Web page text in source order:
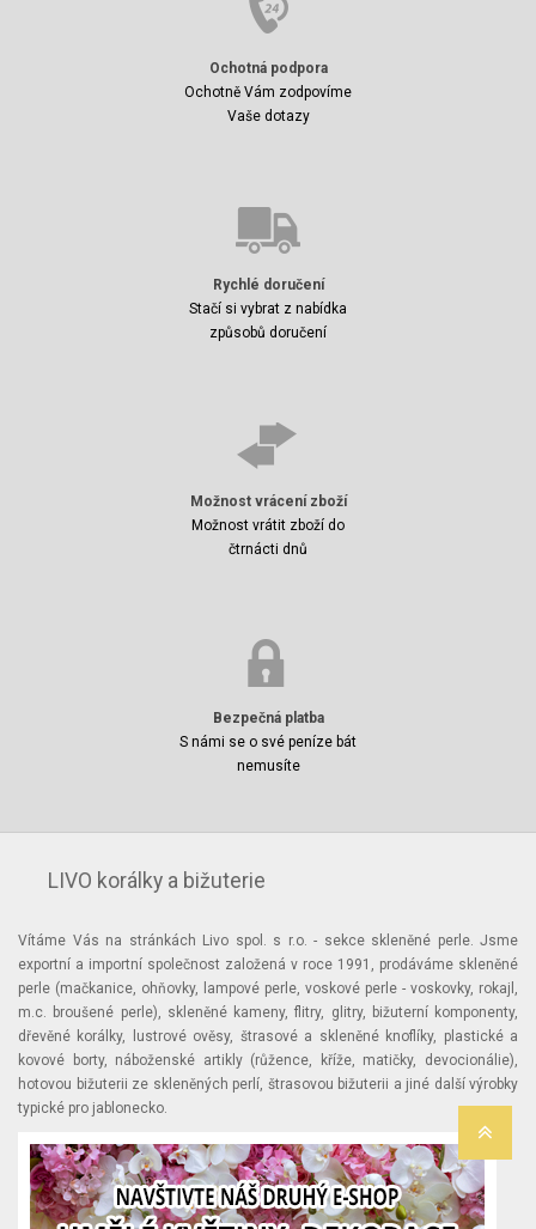
Ochotná podpora
Ochotně Vám zodpovíme
Vaše dotazy
Rychlé doručení
Stačí si vybrat z nabídka
způsobů doručení
Možnost vrácení zboží
Možnost vrátit zboží do
čtrnácti dnů
Bezpečná platba
S námi se o své peníze bát
nemusíte
LIVO korálky a bižuterie
Vítáme Vás na stránkách Livo spol. s r.o. - sekce skleněné perle. Jsme
exportní a importní společnost založená v roce 1991, prodáváme skleněné
perle (mačkanice, ohňovky, lampové perle, voskové perle - voskovky, rokajl,
m.c. broušené perle), skleněné kameny, flitry, glitry, bižuterní komponenty,
dřevěné korálky, lustrové ověsy, štrasové a skleněné knoflíky, plastické a
kovové borty, náboženské artikly (růžence, kříže, matičky, devocionálie),
hotovou bižuterii ze skleněných perlí, štrasovou bižuterii a jiné další výrobky
typické pro jablonecko.